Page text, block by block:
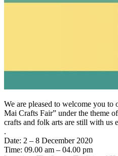
We are pleased to welcome you
Mai Crafts Fair” under the theme
crafts and folk arts are still with us
.
Date: 2 – 8 December 2020
Time: 09.00 am – 04.00 pm